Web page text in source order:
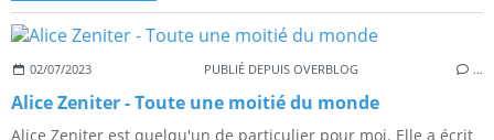
02/07/2023 PUBLIÉ DEPUIS OVERBLOG …
Alice Zeniter - Toute une moitié du monde
Alice Zeniter est quelqu'un de particulier pour moi. Elle a écrit